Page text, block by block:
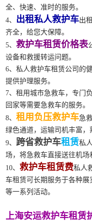
全、快速、准时的服务。
4、 出租私人救护车出
齐全，给您大保障。
5、救护车租赁价格表
设备和救援转运问题。
6、私人救护车租赁公司的
提供护理服务。
7、租用城市急救车，专门
回家等需要急救车的服务。
8、租用负压救护车急
绿色通道，运输司机丰富，
9、 跨省救护车租赁私
场，将急救车直接送往机场
10、救护车租赁费私人
车租赁可长期服务于各种
等一系列活动。
上海安运救护车租赁